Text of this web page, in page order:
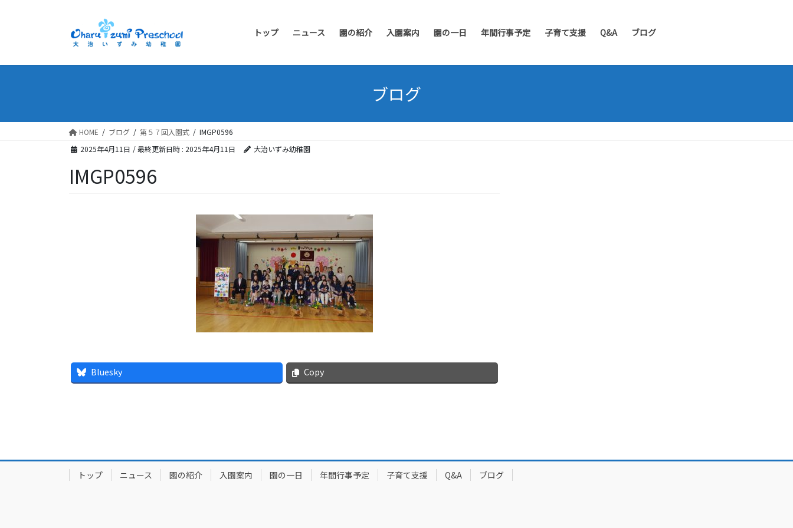
トップ ニュース 園の紹介 入園案内 園の一日 年間行事予定 子育て支援 Q&A ブログ
ブログ
HOME ブログ 第５７回入園式
IMGP0596
2025年4月11日 / 最終更新日時 : 2025年4月11日 大治いずみ幼稚園
IMGP0596
Bluesky Copy
トップ ニュース 園の紹介 入園案内 園の一日 年間行事予定 子育て支援 Q&A ブログ